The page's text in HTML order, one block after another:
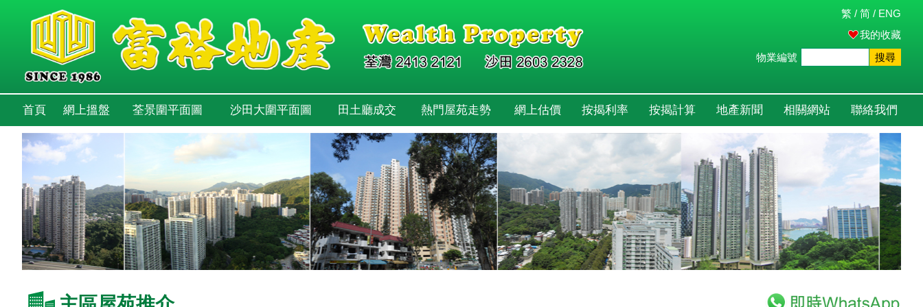
繁 / 简 / ENG
我的收藏
物業編號
搜尋
首頁 網上搵盤 荃景圍平面圖 沙田大圍平面圖 田土廳成交 熱門屋苑走勢 網上估價 按揭利率 按揭計算 地產新聞 相關網站 聯絡我們